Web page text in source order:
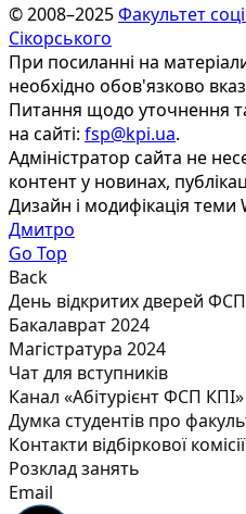
© 2008–2025Факультет
Сікорського
При посиланні на
необхідно обов'язково
Питання щодо уточнення
на сайті: fsp@kpi.ua.
Адміністратор сайта не
контент у новинах,
Дизайн і модифікація теми
Дмитро
Go Top
Back
День відкритих дверей ФСП
Бакалаврат 2024
Магістратура 2024
Чат для вступників
Канал «Абітурієнт ФСП КПІ»
Думка студентів про
Контакти відбіркової комісії
Розклад занять
Email